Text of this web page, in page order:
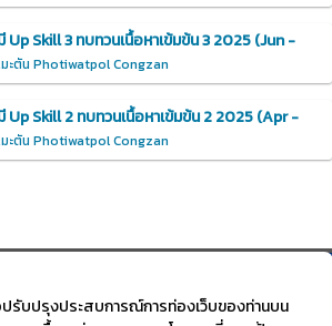
Up Skill 3 ทบทวนเนื้อหาเข้มข้น 3 2025 (Jun -
ะตัน Photiwatpol Congzan
Up Skill 2 ทบทวนเนื้อหาเข้มข้น 2 2025 (Apr -
ะตัน Photiwatpol Congzan
ปรับปรุงประสบการณ์การท่องเว็บของท่านบน
All right reserved. v1.0 Powered by Course